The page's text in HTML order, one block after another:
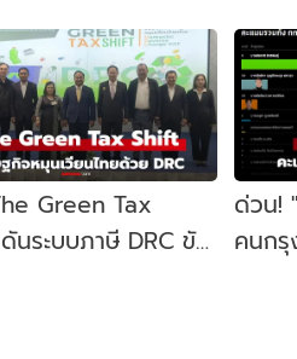
Green Tax
นระบบภาษี DRC ขับ
ด่วน!
คนกรุ